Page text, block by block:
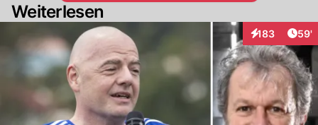
Weiterlesen
183
Interaktionen
59'